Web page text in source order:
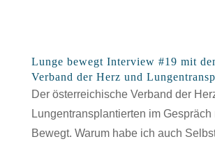
Lunge bewegt Interview #19 mit
Verband der Herz und
Der österreichische Verband der
Lungentransplantierten im Gespräch
Bewegt. Warum habe ich auch